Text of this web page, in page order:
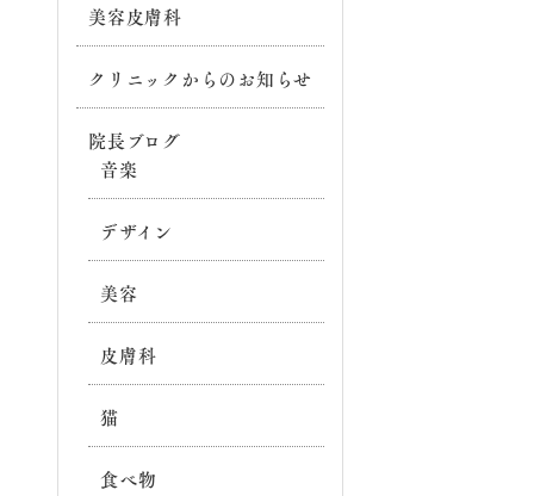
美容皮膚科
クリニックからのお知らせ
院長ブログ
音楽
デザイン
美容
皮膚科
猫
食べ物